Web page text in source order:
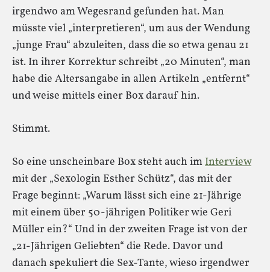
irgendwo am Wegesrand gefunden hat. Man
müsste viel „interpretieren“, um aus der Wendung
„junge Frau“ abzuleiten, dass die so etwa genau 21
ist. In ihrer Korrektur schreibt „20 Minuten“, man
habe die Altersangabe in allen Artikeln „entfernt“
und weise mittels einer Box darauf hin.
Stimmt.
So eine unscheinbare Box steht auch imInterview
mit der „Sexologin Esther Schütz“, das mit der
Frage beginnt: „Warum lässt sich eine 21-Jährige
mit einem über 50-jährigen Politiker wie Geri
Müller ein?“ Und in der zweiten Frage ist von der
„21-Jährigen Geliebten“ die Rede. Davor und
danach spekuliert die Sex-Tante, wieso irgendwer